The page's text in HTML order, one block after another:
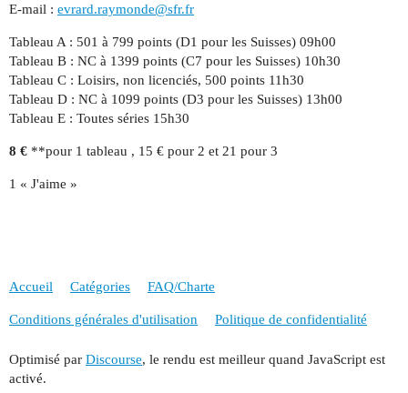
E-mail : evrard.raymonde@sfr.fr
Tableau A : 501 à 799 points (D1 pour les Suisses) 09h00
Tableau B : NC à 1399 points (C7 pour les Suisses) 10h30
Tableau C : Loisirs, non licenciés, 500 points 11h30
Tableau D : NC à 1099 points (D3 pour les Suisses) 13h00
Tableau E : Toutes séries 15h30
8 € **pour 1 tableau , 15 € pour 2 et 21 pour 3
1 « J'aime »
Accueil Catégories FAQ/Charte
Conditions générales d'utilisation Politique de confidentialité
Optimisé par Discourse, le rendu est meilleur quand JavaScript est
activé.